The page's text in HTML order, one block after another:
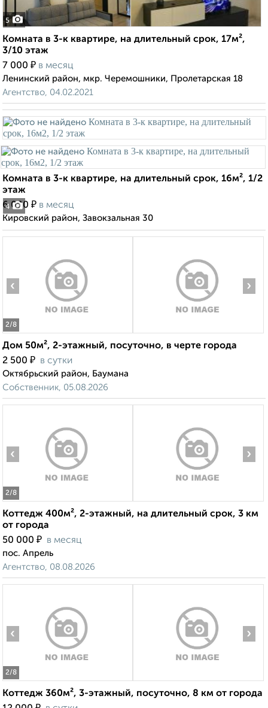
5
Комната в 3-к квартире, на длительный срок, 17м²,
3/10 этаж
7 000 ₽ в месяц
Ленинский район, мкр. Черемошники, Пролетарская 18
Агентство, 04.02.2021
4
Комната в 3-к квартире, на длительный срок, 16м², 1/2
этаж
6 000 ₽ в месяц
Кировский район, Завокзальная 30
2/8
‹ ›
Дом 50м², 2-этажный, посуточно, в черте города
2 500 ₽ в сутки
Октябрьский район, Баумана
Собственник, 05.08.2026
2/8
‹ ›
Коттедж 400м², 2-этажный, на длительный срок, 3 км
от города
50 000 ₽ в месяц
пос. Апрель
Агентство, 08.08.2026
2/8
‹ ›
Коттедж 360м², 3-этажный, посуточно, 8 км от города